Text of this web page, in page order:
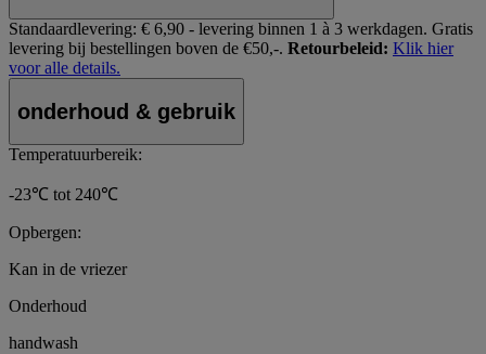
Standaardlevering: € 6,90 - levering binnen 1 à 3 werkdagen. Gratis
levering bij bestellingen boven de €50,-. Retourbeleid: Klik hier
voor alle details.
onderhoud & gebruik
Temperatuurbereik:
-23℃ tot 240℃
Opbergen:
Kan in de vriezer
Onderhoud
handwash